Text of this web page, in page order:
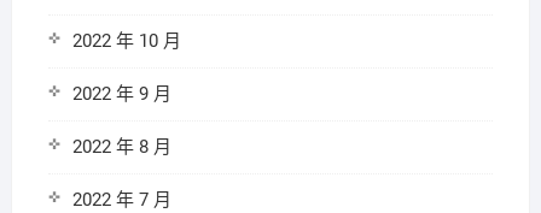
2022 年 10 月
2022 年 9 月
2022 年 8 月
2022 年 7 月